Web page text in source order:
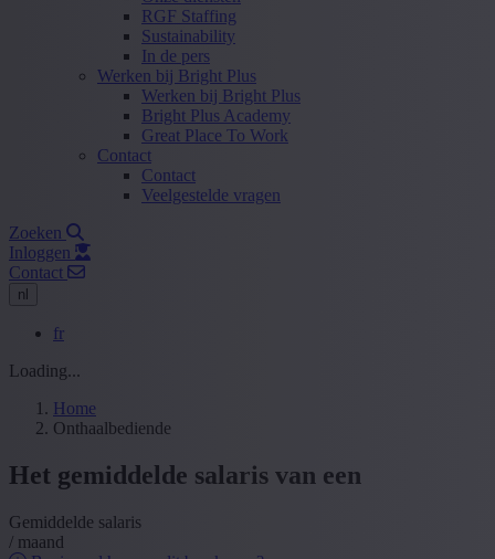
RGF Staffing
Sustainability
In de pers
Werken bij Bright Plus
Werken bij Bright Plus
Bright Plus Academy
Great Place To Work
Contact
Contact
Veelgestelde vragen
Zoeken
Inloggen
Contact
nl
fr
Loading...
Home
Onthaalbediende
Het gemiddelde salaris van een
Gemiddelde salaris
/ maand